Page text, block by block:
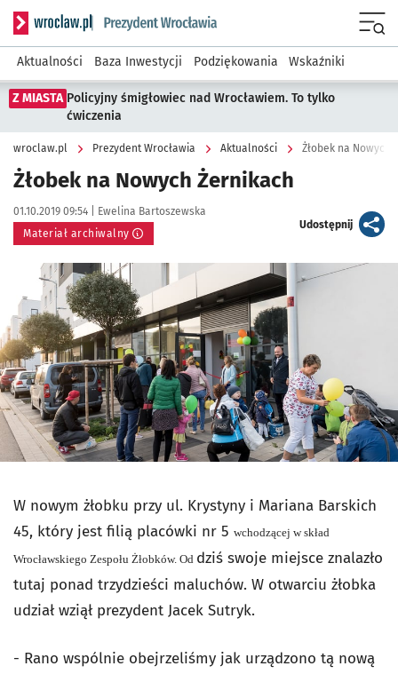
Serwis informacyjny wroclaw.pl podserwis: Prezydent
Aktualności Baza Inwestycji Podziękowania Wskaźniki
Z MIASTA Policyjny śmigłowiec nad Wrocławiem. To tylko
ćwiczenia
wroclaw.pl Prezydent Wrocławia Aktualności Żłobek na Nowych
Żłobek na Nowych Żernikach
Data publikacji:
01.10.2019 09:54 | Autor:
Ewelina Bartoszewska
Materiał archiwalny
Udostępnijartykuł
Kliknij, aby powiększyć
W nowym żłobku przy ul. Krystyny i Mariana Barskich
45, który jest filią placówki nr 5 wchodzącej w skład
Wrocławskiego Zespołu Żłobków. Od dziś swoje miejsce znalazło
tutaj ponad trzydzieści maluchów. W otwarciu żłobka
udział wziął prezydent Jacek Sutryk.
- Rano wspólnie obejrzeliśmy jak urządzono tą nową